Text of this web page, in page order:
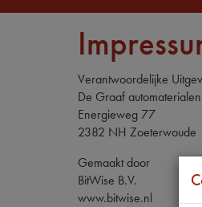
Verantwoordelijke
De Graaf automaterialen
Energieweg 77
2382 NH Zoeterwoude
Gemaakt door
BitWise B.V.
www.bitwise.nl